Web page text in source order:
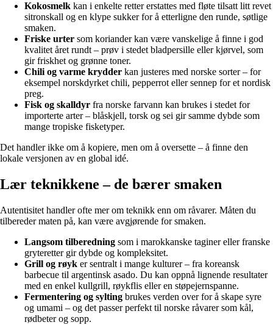
Kokosmelk kan i enkelte retter erstattes med fløte tilsatt litt revet
sitronskall og en klype sukker for å etterligne den runde, søtlige
smaken.
Friske urter som koriander kan være vanskelige å finne i god
kvalitet året rundt – prøv i stedet bladpersille eller kjørvel, som
gir friskhet og grønne toner.
Chili og varme krydder kan justeres med norske sorter – for
eksempel norskdyrket chili, pepperrot eller sennep for et nordisk
preg.
Fisk og skalldyr fra norske farvann kan brukes i stedet for
importerte arter – blåskjell, torsk og sei gir samme dybde som
mange tropiske fisketyper.
Det handler ikke om å kopiere, men om å oversette – å finne den
lokale versjonen av en global idé.
Lær teknikkene – de bærer smaken
Autentisitet handler ofte mer om teknikk enn om råvarer. Måten du
tilbereder maten på, kan være avgjørende for smaken.
Langsom tilberedning som i marokkanske taginer eller franske
gryteretter gir dybde og kompleksitet.
Grill og røyk er sentralt i mange kulturer – fra koreansk
barbecue til argentinsk asado. Du kan oppnå lignende resultater
med en enkel kullgrill, røykflis eller en støpejernspanne.
Fermentering og sylting brukes verden over for å skape syre
og umami – og det passer perfekt til norske råvarer som kål,
rødbeter og sopp.